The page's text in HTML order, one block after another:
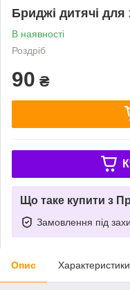
Бриджі дитячі для
В наявності
Роздріб
90 ₴
Що таке купити з
Замовлення під
Опис Характеристики